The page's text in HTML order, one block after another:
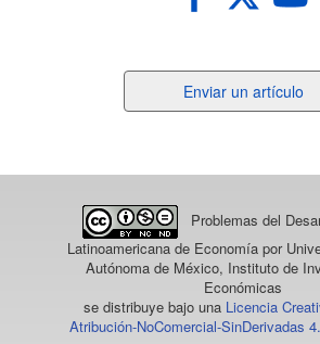
un
Enviar un artículo
Problemas del
Latinoamericana de Economía por
Autónoma de México, Instituto de
Económicas
se distribuye bajo una Licencia
Atribución-NoComercial-SinDerivadas